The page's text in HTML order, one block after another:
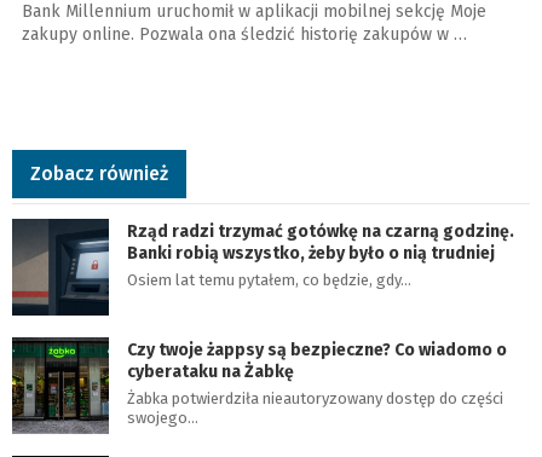
Bank Millennium uruchomił w aplikacji mobilnej sekcję Moje
zakupy online. Pozwala ona śledzić historię zakupów w …
Zobacz również
Rząd radzi trzymać gotówkę na czarną godzinę.
Banki robią wszystko, żeby było o nią trudniej
Osiem lat temu pytałem, co będzie, gdy…
Czy twoje żappsy są bezpieczne? Co wiadomo o
cyberataku na Żabkę
Żabka potwierdziła nieautoryzowany dostęp do części
swojego…